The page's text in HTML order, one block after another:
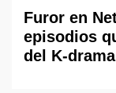
Furor en
episodios
del K-drama